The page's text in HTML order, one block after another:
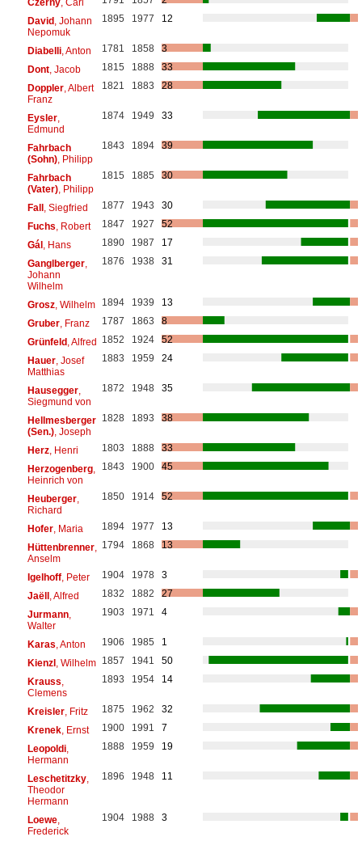
David, Johann
Nepomuk
1895 1977 12
Diabelli, Anton 1781 1858
3
Dont, Jacob 1815 1888
33
Doppler, Albert
Franz
1821 1883 28
Eysler,
Edmund
1874 1949 33
Fahrbach
(Sohn), Philipp
1843 1894 39
Fahrbach
(Vater), Philipp
1815 1885 30
Fall, Siegfried 1877 1943
30
Fuchs , Robert 1847 1927
52
Gál, Hans 1890 1987
17
Ganglberger,
Johann
Wilhelm
1876 1938 31
Grosz, Wilhelm 1894 1939
13
Gruber, Franz 1787 1863
8
Grünfeld, Alfred 1852 1924
52
Hauer, Josef
Matthias
1883 1959 24
Hausegger,
Siegmund von
1872 1948 35
Hellmesberger
(Sen.), Joseph
1828 1893 38
Herz, Henri 1803 1888
33
Herzogenberg,
Heinrich von
1843 1900 45
Heuberger,
Richard
1850 1914 52
Hofer, Maria 1894 1977
13
Hüttenbrenner,
Anselm
1794 1868 13
Igelhoff, Peter 1904 1978
3
Jaëll, Alfred 1832 1882
27
Jurmann,
Walter
1903 1971 4
Karas , Anton 1906 1985
1
Kienzl, Wilhelm 1857 1941
50
Krauss
Clemens
1893 1954 14
Kreisler, Fritz 1875 1962
32
Krenek, Ernst 1900 1991
7
Leopoldi,
Hermann
1888 1959 19
Leschetitzky,
Theodor
Hermann
1896 1948 11
Loewe,
Frederick
1904 1988 3